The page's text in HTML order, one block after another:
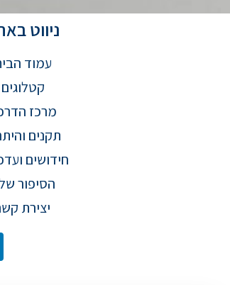
ניווט
עמוד
קטלוגים
מרכז
תקנים
חידושים
הסיפור
יצירת